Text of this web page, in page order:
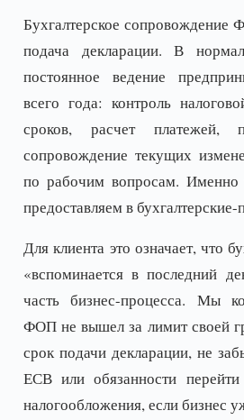
Бухгалтерское
подача декларации. В
постоянное ведение
всего года: контроль
сроков, расчет платежей,
сопровождение текущих
по рабочим вопросам.
предоставляем в бухгалтерские-
Для клиента это означает, что
«вспоминается в последний
часть бизнес-процесса. Мы
ФОП не вышел за лимит своей
срок подачи декларации, не
ЕСВ или обязанности
налогообложения, если бизнес